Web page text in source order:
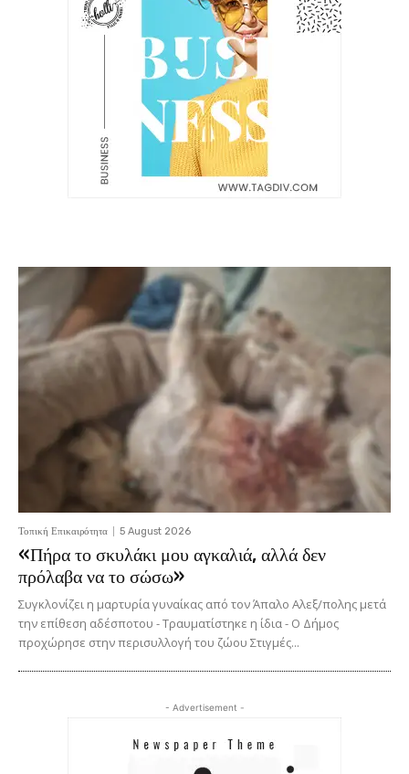
Τοπική Επικαιρότητα 5 August 2026
«Πήρα το σκυλάκι μου αγκαλιά, αλλά δεν
πρόλαβα να το σώσω»
Συγκλονίζει η μαρτυρία γυναίκας από τον Άπαλο Αλεξ/πολης μετά
την επίθεση αδέσποτου - Τραυματίστηκε η ίδια - Ο Δήμος
προχώρησε στην περισυλλογή του ζώου Στιγμές...
- Advertisement -